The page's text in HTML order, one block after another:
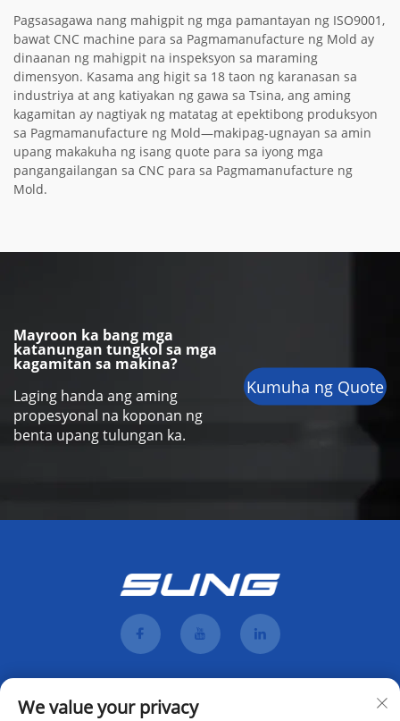
Pagsasagawa nang mahigpit ng mga pamantayan ng ISO9001,
bawat CNC machine para sa Pagmamanufacture ng Mold ay
dinaanan ng mahigpit na inspeksyon sa maraming
dimensyon. Kasama ang higit sa 18 taon ng karanasan sa
industriya at ang katiyakan ng gawa sa Tsina, ang aming
kagamitan ay nagtiyak ng matatag at epektibong produksyon
sa Pagmamanufacture ng Mold—makipag-ugnayan sa amin
upang makakuha ng isang quote para sa iyong mga
pangangailangan sa CNC para sa Pagmamanufacture ng
Mold.
Mayroon ka bang mga
katanungan tungkol sa mga
kagamitan sa makina?
Laging handa ang aming
propesyonal na koponan ng
benta upang tulungan ka.
Kumuha ng Quote
We value your privacy